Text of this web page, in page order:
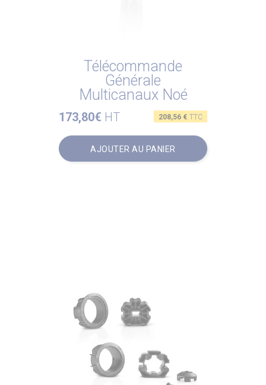
Télécommande
Générale
Multicanaux Noé
173,80€ HT Prix
208,56 € TTC
AJOUTER AU PANIER